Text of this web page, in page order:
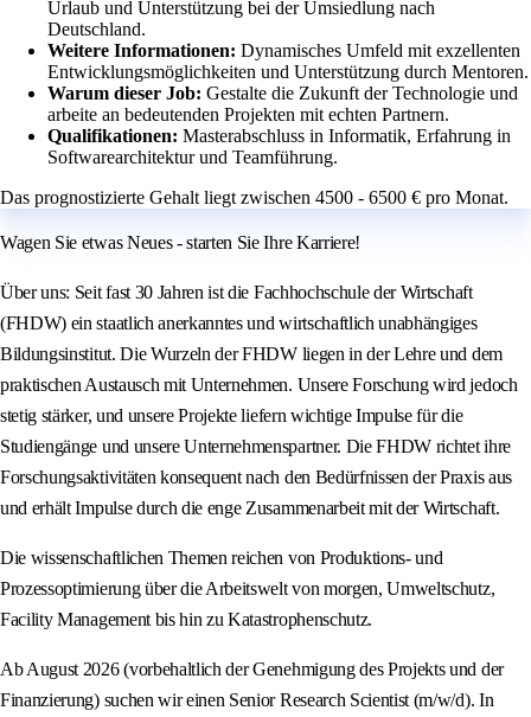
Urlaub und Unterstützung bei der Umsiedlung nach
Deutschland.
Weitere Informationen: Dynamisches Umfeld mit exzellenten
Entwicklungsmöglichkeiten und Unterstützung durch Mentoren.
Warum dieser Job: Gestalte die Zukunft der Technologie und
arbeite an bedeutenden Projekten mit echten Partnern.
Qualifikationen: Masterabschluss in Informatik, Erfahrung in
Softwarearchitektur und Teamführung.
Das prognostizierte Gehalt liegt zwischen 4500 - 6500 € pro Monat.
Wagen Sie etwas Neues - starten Sie Ihre Karriere!
Über uns: Seit fast 30 Jahren ist die Fachhochschule der Wirtschaft
(FHDW) ein staatlich anerkanntes und wirtschaftlich unabhängiges
Bildungsinstitut. Die Wurzeln der FHDW liegen in der Lehre und dem
praktischen Austausch mit Unternehmen. Unsere Forschung wird jedoch
stetig stärker, und unsere Projekte liefern wichtige Impulse für die
Studiengänge und unsere Unternehmenspartner. Die FHDW richtet ihre
Forschungsaktivitäten konsequent nach den Bedürfnissen der Praxis aus
und erhält Impulse durch die enge Zusammenarbeit mit der Wirtschaft.
Die wissenschaftlichen Themen reichen von Produktions- und
Prozessoptimierung über die Arbeitswelt von morgen, Umweltschutz,
Facility Management bis hin zu Katastrophenschutz.
Ab August 2026 (vorbehaltlich der Genehmigung des Projekts und der
Finanzierung) suchen wir einen Senior Research Scientist (m/w/d). In